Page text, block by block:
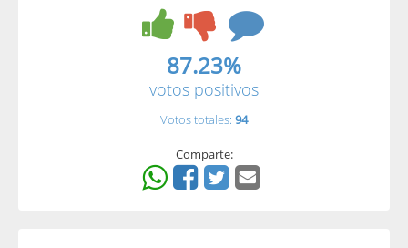
87.23%
votos positivos
Votos totales: 94
Comparte: